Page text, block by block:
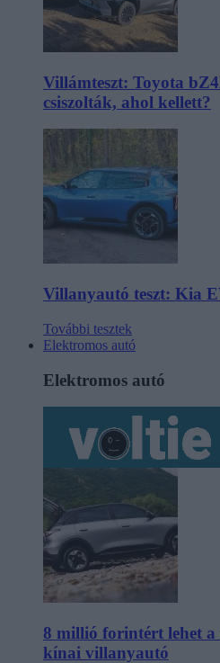
Villámteszt: Toyota
csiszolták, ahol kellett?
Villanyautó teszt: Kia
További tesztek
Elektromos autó
Elektromos autó
8 millió forintért lehet a
kínai villanyautó